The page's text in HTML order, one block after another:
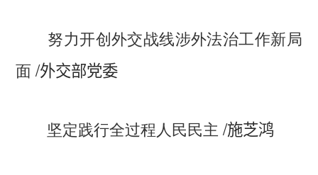
努力开创外交战线涉外法治工作新局
面 /外交部党委
坚定践行全过程人民民主 /施芝鸿